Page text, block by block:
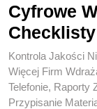
Cyfrowe
Kontrola Jakości
Więcej Firm
Telefonie, Raporty
Przypisanie